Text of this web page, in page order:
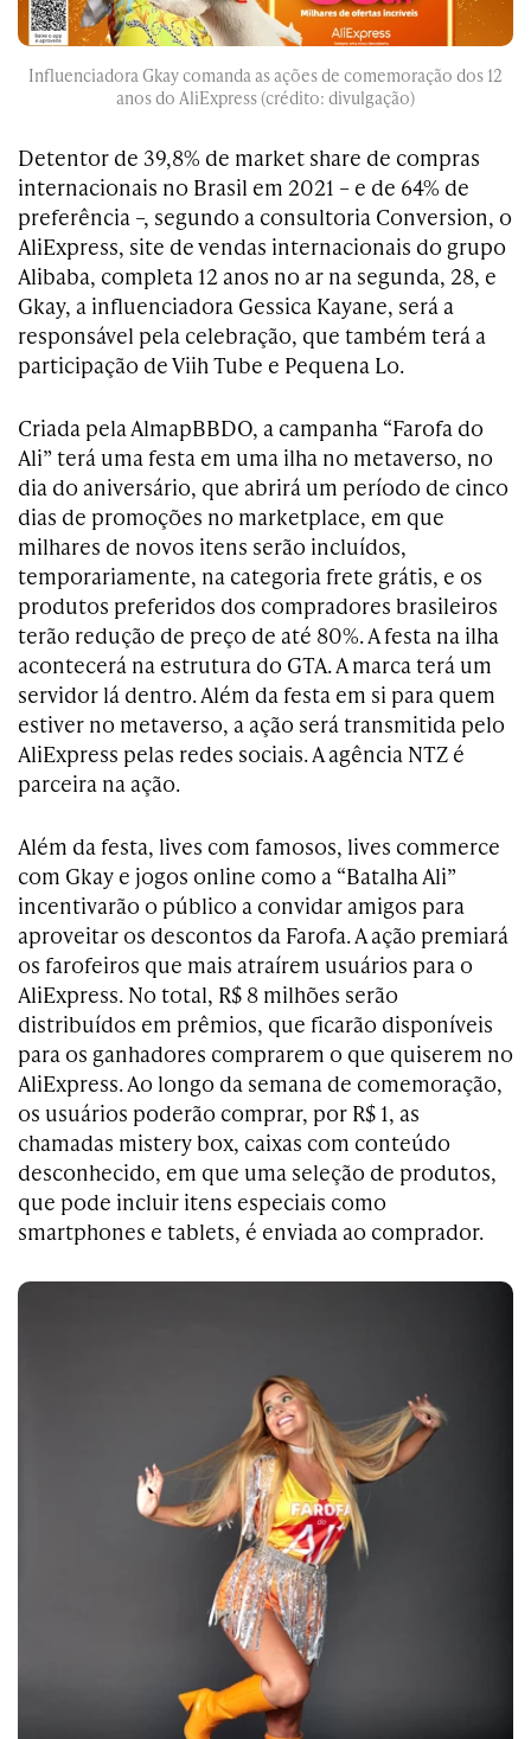
Influenciadora Gkay comanda as ações de comemoração dos 12
anos do AliExpress (crédito: divulgação)
Detentor de 39,8% de market share de compras
internacionais no Brasil em 2021 – e de 64% de
preferência –, segundo a consultoria Conversion, o
AliExpress, site de vendas internacionais do grupo
Alibaba, completa 12 anos no ar na segunda, 28, e
Gkay, a influenciadora Gessica Kayane, será a
responsável pela celebração, que também terá a
participação de Viih Tube e Pequena Lo.
Criada pela AlmapBBDO, a campanha “Farofa do
Ali” terá uma festa em uma ilha no metaverso, no
dia do aniversário, que abrirá um período de cinco
dias de promoções no marketplace, em que
milhares de novos itens serão incluídos,
temporariamente, na categoria frete grátis, e os
produtos preferidos dos compradores brasileiros
terão redução de preço de até 80%. A festa na ilha
acontecerá na estrutura do GTA. A marca terá um
servidor lá dentro. Além da festa em si para quem
estiver no metaverso, a ação será transmitida pelo
AliExpress pelas redes sociais. A agência NTZ é
parceira na ação.
Além da festa, lives com famosos, lives commerce
com Gkay e jogos online como a “Batalha Ali”
incentivarão o público a convidar amigos para
aproveitar os descontos da Farofa. A ação premiará
os farofeiros que mais atraírem usuários para o
AliExpress. No total, R$ 8 milhões serão
distribuídos em prêmios, que ficarão disponíveis
para os ganhadores comprarem o que quiserem no
AliExpress. Ao longo da semana de comemoração,
os usuários poderão comprar, por R$ 1, as
chamadas mistery box, caixas com conteúdo
desconhecido, em que uma seleção de produtos,
que pode incluir itens especiais como
smartphones e tablets, é enviada ao comprador.